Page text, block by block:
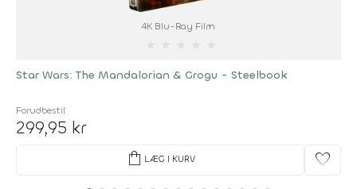
4K Blu-Ray Film
Star Wars: The Mandalorian & Grogu - Steelbook
Forudbestil
299,95 kr
shopping_bag LÆG I KURV favorite